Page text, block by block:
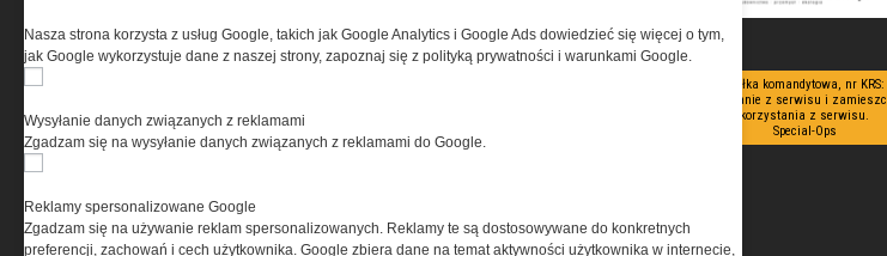
Copyright © 2004-2019 Grupa MEDIUM Spółka z ograniczoną odpowiedzialnością Spółka komandytowa, nr
zastrzeżone. Jakiekolwiek dalsze rozpowszechnianie artykułów zabronione. Korzystanie z serwisu i
korzystania z serwisu.
Special-Ops
Nasza strona korzysta z usług Google, takich jak Google Analytics i Google Ads dowiedzieć się więcej o tym,
jak Google wykorzystuje dane z naszej strony, zapoznaj się z polityką prywatności i warunkami Google.
Wysyłanie danych związanych z reklamami
Zgadzam się na wysyłanie danych związanych z reklamami do Google.
Reklamy spersonalizowane Google
Zgadzam się na używanie reklam spersonalizowanych. Reklamy te są dostosowywane do konkretnych
preferencji, zachowań i cech użytkownika. Google zbiera dane na temat aktywności użytkownika w internecie,